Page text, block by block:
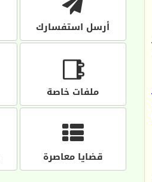
أرسل استفسارك
ملفات خاصة
قضايا معاصرة